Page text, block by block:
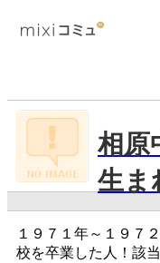
相原
生ま
１９７１年～１９７
校を卒業した人！該